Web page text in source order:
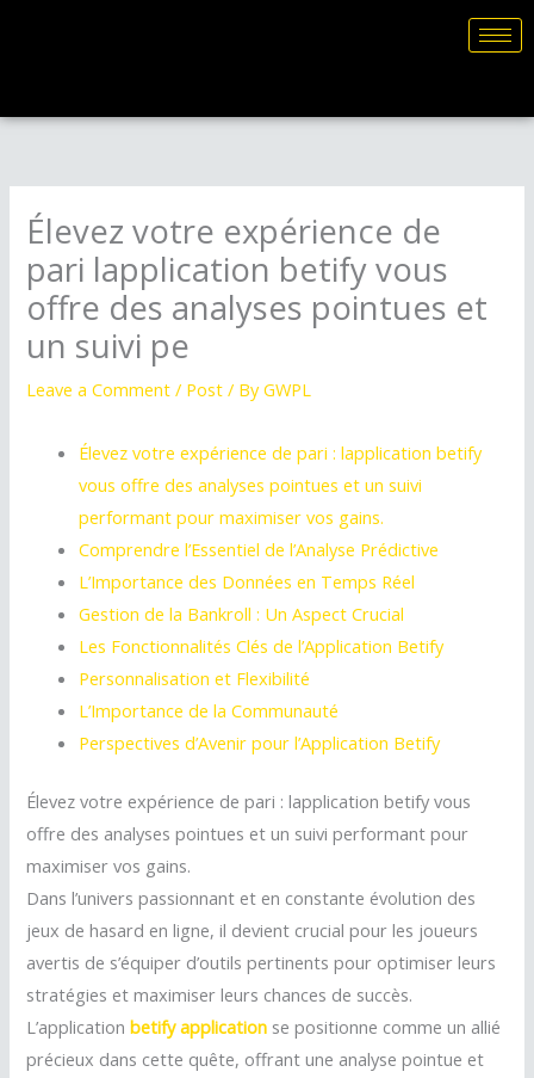
Élevez votre expérience de
pari lapplication betify vous
offre des analyses pointues et
un suivi pe
Leave a Comment / Post / ByGWPL
Élevez votre expérience de pari : lapplication betify
vous offre des analyses pointues et un suivi
performant pour maximiser vos gains.
Comprendre l’Essentiel de l’Analyse Prédictive
L’Importance des Données en Temps Réel
Gestion de la Bankroll : Un Aspect Crucial
Les Fonctionnalités Clés de l’Application Betify
Personnalisation et Flexibilité
L’Importance de la Communauté
Perspectives d’Avenir pour l’Application Betify
Élevez votre expérience de pari : lapplication betify vous
offre des analyses pointues et un suivi performant pour
maximiser vos gains.
Dans l’univers passionnant et en constante évolution des
jeux de hasard en ligne, il devient crucial pour les joueurs
avertis de s’équiper d’outils pertinents pour optimiser leurs
stratégies et maximiser leurs chances de succès.
L’applicationbetify application se positionne comme un allié
précieux dans cette quête, offrant une analyse pointue et